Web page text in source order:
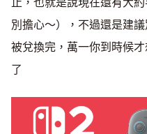
別擔心～），不過還是建
被兌換完，萬一你到時候
了